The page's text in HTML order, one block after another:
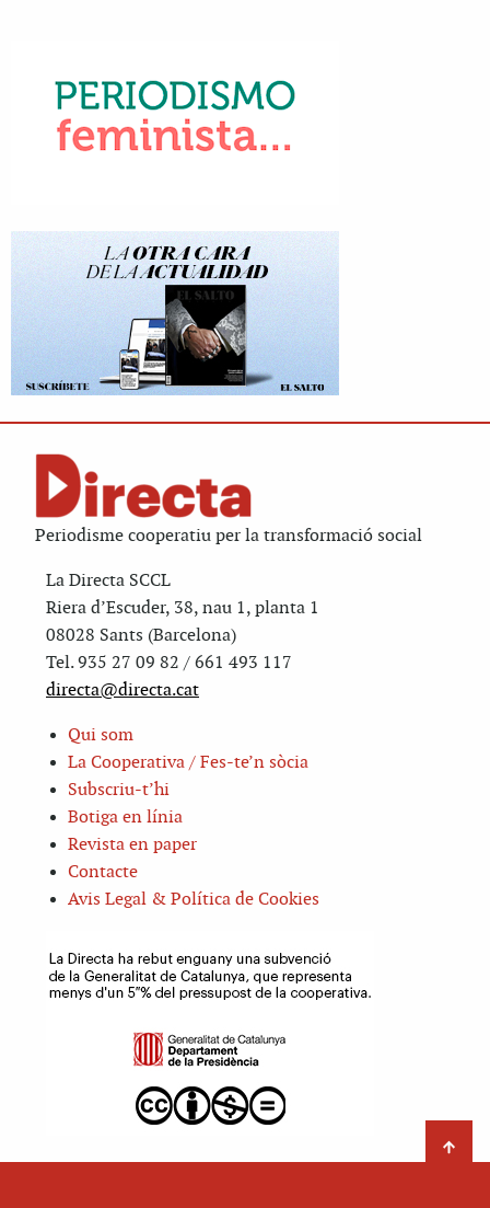
Periodisme cooperatiu per la transformació social
La Directa SCCL
Riera d’Escuder, 38, nau 1, planta 1
08028 Sants (Barcelona)
Tel. 935 27 09 82 / 661 493 117
directa@directa.cat
Qui som
La Cooperativa / Fes-te’n sòcia
Subscriu-t’hi
Botiga en línia
Revista en paper
Contacte
Avis Legal & Política de Cookies